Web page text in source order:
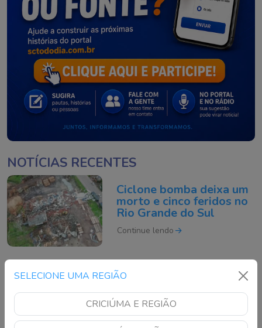
SELECIONE UMA REGIÃO
CRICIÚMA E REGIÃO
NOTÍCIAS RECENTES
Ciclone bomba deixa um
morto e cinco feridos no
Rio Grande do Sul
Continue lendo
Motociclista morre após
101 em São José
Continue lendo